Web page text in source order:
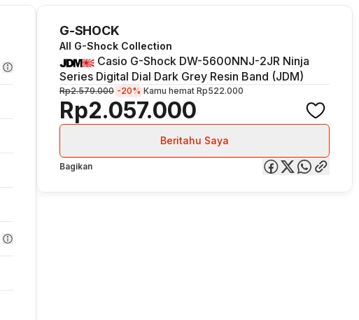
G-SHOCK
All G-Shock Collection
Casio G-Shock DW-5600NNJ-2JR Ninja
Series Digital Dial Dark Grey Resin Band (JDM)
Rp2.057.000
Rp2.579.000 -20% Kamu hemat Rp522.000
Beritahu Saya
Bagikan